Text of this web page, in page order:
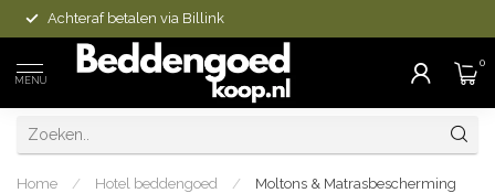
Achteraf betalen via Billink
MENU
0
Home / Hotel beddengoed / Moltons & Matrasbescherming